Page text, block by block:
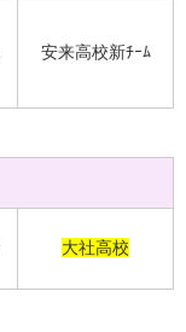
安来高校新ﾁｰﾑ
大社高校